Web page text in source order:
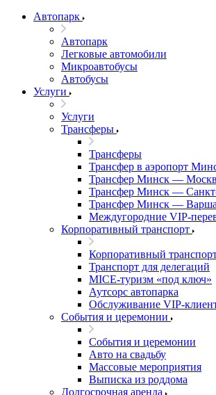
Автопарк
Автопарк
Легковые автомобили
Микроавтобусы
Автобусы
Услуги
Услуги
Трансферы
Трансферы
Трансфер в аэропорт
Трансфер Минск —
Трансфер Минск —
Трансфер Минск —
Междугородние VIP-
Корпоративный транспорт
Корпоративный
Транспорт для делегаций
MICE-туризм «под ключ»
Аутсорс автопарка
Обслуживание VIP-
События и церемонии
События и церемонии
Авто на свадьбу
Массовые мероприятия
Выписка из роддома
Долгосрочная аренда